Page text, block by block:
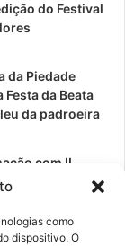
como
dispositivo. O
do Festival
da Piedade
da Beata
da padroeira
com II
4ª Semana da